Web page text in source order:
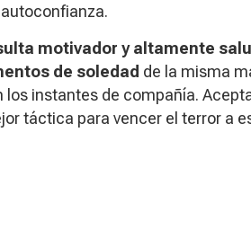
motivador y altamente
de soledad de la misma
los instantes de compañía.
táctica para vencer el terror a